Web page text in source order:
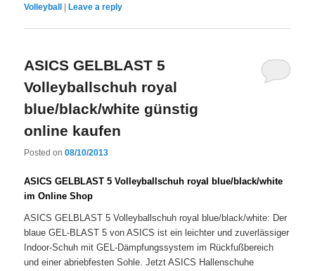
Volleyball
Leave a reply
ASICS GELBLAST 5
Volleyballschuh royal
blue/black/white günstig
online kaufen
Posted on08/10/2013
ASICS GELBLAST 5 Volleyballschuh royal blue/black/white
im Online Shop
ASICS GELBLAST 5 Volleyballschuh royal blue/black/white: Der
blaue GEL-BLAST 5 von ASICS ist ein leichter und zuverlässiger
Indoor-Schuh mit GEL-Dämpfungssystem im Rückfußbereich
und einer abriebfesten Sohle. Jetzt ASICS Hallenschuhe